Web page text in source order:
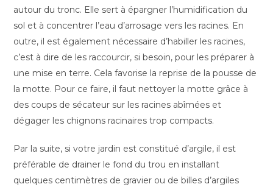
autour du tronc. Elle sert à épargner l’humidification du
sol et à concentrer l’eau d’arrosage vers les racines. En
outre, il est également nécessaire d’habiller les racines,
c’est à dire de les raccourcir, si besoin, pour les préparer à
une mise en terre. Cela favorise la reprise de la pousse de
la motte. Pour ce faire, il faut nettoyer la motte grâce à
des coups de sécateur sur les racines abîmées et
dégager les chignons racinaires trop compacts.
Par la suite, si votre jardin est constitué d’argile, il est
préférable de drainer le fond du trou en installant
quelques centimètres de gravier ou de billes d’argiles